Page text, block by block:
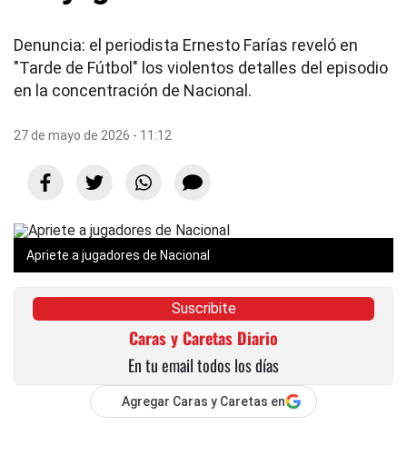
Denuncia: el periodista Ernesto Farías reveló en
"Tarde de Fútbol" los violentos detalles del episodio
en la concentración de Nacional.
27 de mayo de 2026 - 11:12
Apriete a jugadores de Nacional
Suscribite
Caras y Caretas Diario
En tu email todos los días
Agregar Caras y Caretas en